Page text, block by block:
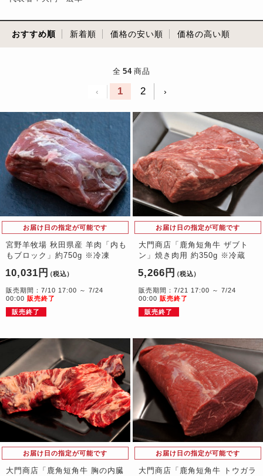
おすすめ順 新着順 価格の安い順 価格の高い順
全 54 商品
‹ 1 2 ›
お届け日の指定が可能です
宮野羊牧場 秋田県産 羊肉「内も
もブロック」約750g ※冷凍
10,031円 （税込）
販売期間：7/10 17:00 ～ 7/24
00:00 販売終了
販売終了
お届け日の指定が可能です
大門商店「鹿角短角牛 ザブト
ン」焼き肉用 約350g ※冷蔵
5,266円 （税込）
販売期間：7/21 17:00 ～ 7/24
00:00 販売終了
販売終了
お届け日の指定が可能です
大門商店「鹿角短角牛 胸の内臓
お届け日の指定が可能です
大門商店「鹿角短角牛 トウガラ